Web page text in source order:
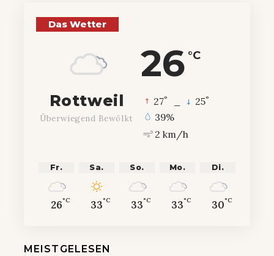
Das Wetter
26 °C
Rottweil
Überwiegend Bewölkt
27° 25°
39%
2 km/h
Fr.
26°C
Sa.
33°C
So.
33°C
Mo.
33°C
Di.
30°C
MEISTGELESEN